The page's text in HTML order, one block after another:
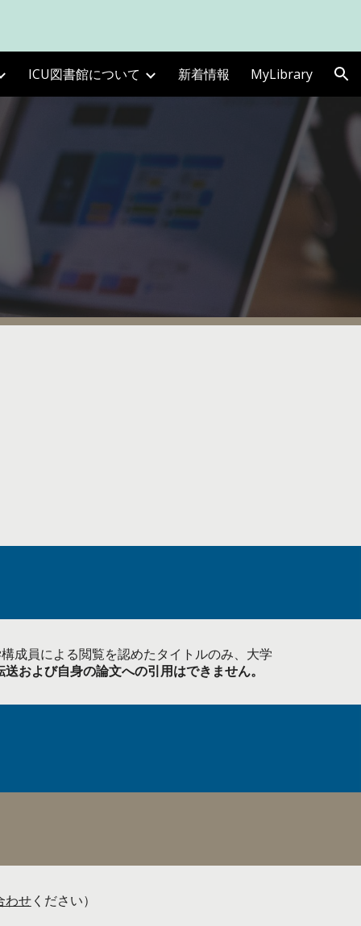
ICU図書館について 新着情報 MyLibrary
成員による閲覧を認めたタイトルのみ、大学
および自身の論文への引用はできません。
わせください）